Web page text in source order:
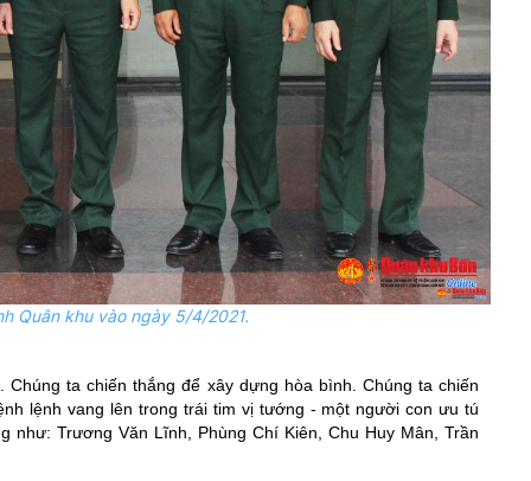
Quân khu vào ngày 5/4/2021.
ta chiến thắng để xây dựng hòa bình. Chúng ta chiến
lệnh vang lên trong trái tim vị tướng - một người con ưu tú
Trương Văn Lĩnh, Phùng Chí Kiên, Chu Huy Mân, Trần